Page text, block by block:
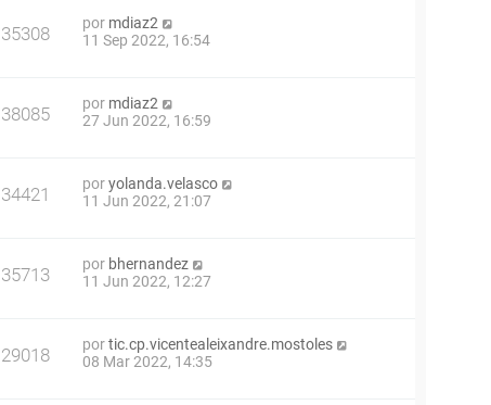
35308 por mdiaz2
11 Sep 2022, 16:54
38085 por mdiaz2
27 Jun 2022, 16:59
34421 poryolanda.velasco
11 Jun 2022, 21:07
35713 por bhernandez
11 Jun 2022, 12:27
29018 portic.cp.vicentealeixandre.mostoles
08 Mar 2022, 14:35